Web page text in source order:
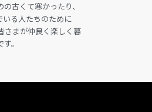
古くて寒かったり、
る人たちのために
まが仲良く楽しく暮
。